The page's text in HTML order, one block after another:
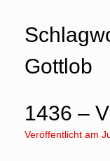
Gottlob
1436 –
Veröffentlicht am